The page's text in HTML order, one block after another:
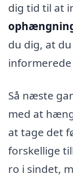
dig tid til at
du dig, at
Så næste
med at
at tage det
forskellige
ro i sindet,